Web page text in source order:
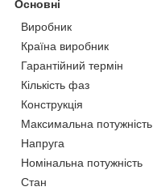
Основні
Виробник
Країна виробник
Гарантійний термін
Кількість фаз
Конструкція
Максимальна потужність
Напруга
Номінальна потужність
Стан